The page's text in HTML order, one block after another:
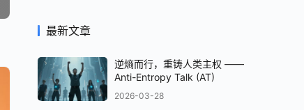
最新文章
逆熵而行，重铸人类主权 ——
Anti-Entropy Talk (AT)
2026-03-28